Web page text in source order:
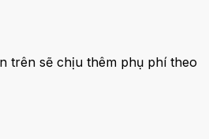
trên sẽ chịu thêm phụ phí theo